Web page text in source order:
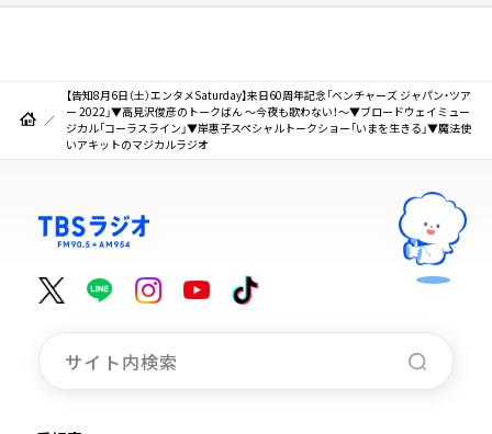
【告知8月6日（土）エンタメSaturday】来日60周年記念「ベンチャーズ ジャパン・ツア
ー 2022」▼高見沢俊彦のトークばん ～今夜も歌わない！～▼ブロードウェイミュー
ジカル「コーラスライン」▼岸惠子スペシャルトークショー「いまを生きる」▼魔法使
いアキットのマジカルラジオ